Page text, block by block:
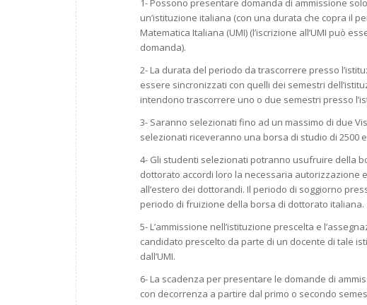
1- Possono presentare domanda di ammissione
un’istituzione italiana (con una durata che copra il
Matematica Italiana (UMI) (l’iscrizione all’UMI può
domanda).
2- La durata del periodo da trascorrere presso
essere sincronizzati con quelli dei semestri
intendono trascorrere uno o due semestri presso
3- Saranno selezionati fino ad un massimo di due
selezionati riceveranno una borsa di studio di 2500
4- Gli studenti selezionati potranno usufruire della
dottorato accordi loro la necessaria autorizzazione
all’estero dei dottorandi. Il periodo di soggiorno
periodo di fruizione della borsa di dottorato italiana.
5- L’ammissione nell’istituzione prescelta e
candidato prescelto da parte di un docente di tale
dall’UMI.
6- La scadenza per presentare le domande di
con decorrenza a partire dal primo o secondo